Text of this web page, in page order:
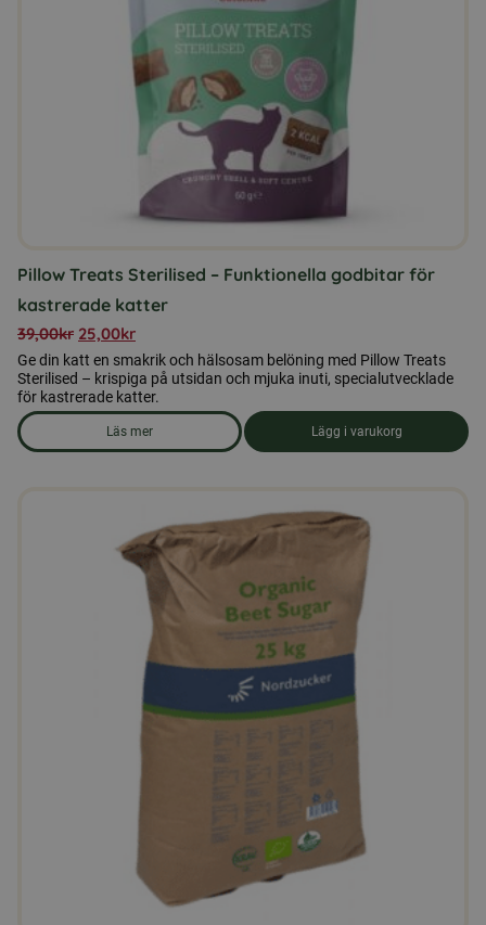
Pillow Treats Sterilised – Funktionella godbitar för
kastrerade katter
39,00kr 25,00kr
Ge din katt en smakrik och hälsosam belöning med Pillow Treats
Sterilised – krispiga på utsidan och mjuka inuti, specialutvecklade
för kastrerade katter.
Läs mer
om produkten Pillow Treats Sterilised – Funktionella
Lägg i varukorg